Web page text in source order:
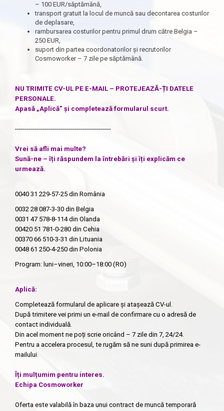
– 100 EUR/săptămână,
transport gratuit la locul de muncă sau decontarea costurilor
de deplasare,
rambursarea costurilor pentru primul drum către Belgia –
250 EUR,
suport din partea coordonatorilor și recrutorilor
Cosmoworker – 7 zile pe săptămână.
NU TRIMITE CV-UL PE E-MAIL – PROTEJEAZĂ-ȚI DATELE
PERSONALE.
Apasă „Aplică” și completează formularul scurt.
------------------------------------------------
Vrei să afli mai multe?
Sună-ne – îți răspundem la întrebări și îți explicăm ce
urmează.
0040 31 229-57-25 din România
0032 28 087-3-30 din Belgia
0031 47 578-8-114din Olanda
00420 51 781-0-280 din Cehia
00370 66 510-3-31 din Lituania
0048 61 250-4-250 din Polonia
Program: luni–vineri, 10:00–18:00 (RO)
Aplică:
Completează formularul de aplicare și atașează CV-ul.
După trimitere vei primi un e-mail de confirmare cu o adresă de
contact individuală.
Din acel moment ne poți scrie oricând – 7 zile din 7, 24/24.
Pentru a accelera procesul, te rugăm să ne suni după primirea e-
mailului.
Îți mulțumim pentru interes.
Echipa Cosmoworker
Oferta este valabilă în baza unui contract de muncă temporară